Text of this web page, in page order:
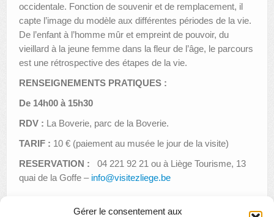
Gérer le consentement aux
occidentale. Fonction de souvenir et de remplacement, il
capte l’image du modèle aux différentes périodes de la vie.
De l’enfant à l’homme mûr et empreint de pouvoir, du
vieillard à la jeune femme dans la fleur de l’âge, le parcours
est une rétrospective des étapes de la vie.
RENSEIGNEMENTS PRATIQUES :
De 14h00 à 15h30
RDV : La Boverie, parc de la Boverie.
TARIF : 10 € (paiement au musée le jour de la visite)
RESERVATION :
04 221 92 21 ou à Liège Tourisme, 13
quai de la Goffe – info@visitezliege.be